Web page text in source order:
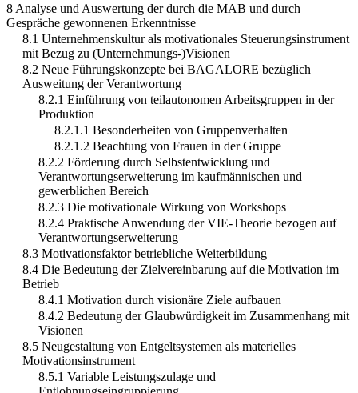
8 Analyse und Auswertung der durch die MAB und durch
Gespräche gewonnenen Erkenntnisse
8.1 Unternehmenskultur als motivationales Steuerungsinstrument
mit Bezug zu (Unternehmungs-)Visionen
8.2 Neue Führungskonzepte bei BAGALORE bezüglich
Ausweitung der Verantwortung
8.2.1 Einführung von teilautonomen Arbeitsgruppen in der
Produktion
8.2.1.1 Besonderheiten von Gruppenverhalten
8.2.1.2 Beachtung von Frauen in der Gruppe
8.2.2 Förderung durch Selbstentwicklung und
Verantwortungserweiterung im kaufmännischen und
gewerblichen Bereich
8.2.3 Die motivationale Wirkung von Workshops
8.2.4 Praktische Anwendung der VIE-Theorie bezogen auf
Verantwortungserweiterung
8.3 Motivationsfaktor betriebliche Weiterbildung
8.4 Die Bedeutung der Zielvereinbarung auf die Motivation im
Betrieb
8.4.1 Motivation durch visionäre Ziele aufbauen
8.4.2 Bedeutung der Glaubwürdigkeit im Zusammenhang mit
Visionen
8.5 Neugestaltung von Entgeltsystemen als materielles
Motivationsinstrument
8.5.1 Variable Leistungszulage und